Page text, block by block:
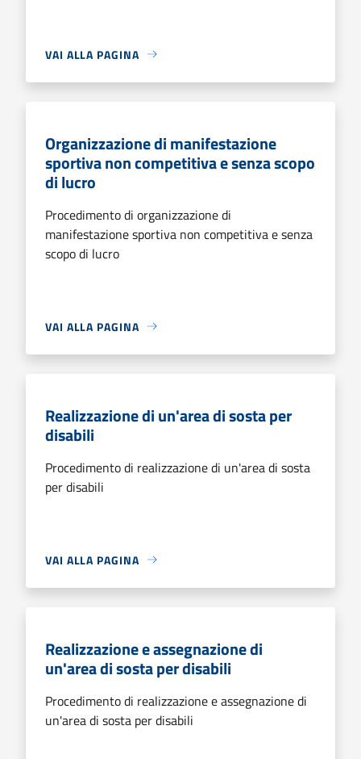
VAI ALLA PAGINA
Organizzazione di manifestazione
sportiva non competitiva e senza scopo
di lucro
Procedimento di organizzazione di
manifestazione sportiva non competitiva e senza
scopo di lucro
VAI ALLA PAGINA
Realizzazione di un'area di sosta per
disabili
Procedimento di realizzazione di un'area di sosta
per disabili
VAI ALLA PAGINA
Realizzazione e assegnazione di
un'area di sosta per disabili
Procedimento di realizzazione e assegnazione di
un'area di sosta per disabili